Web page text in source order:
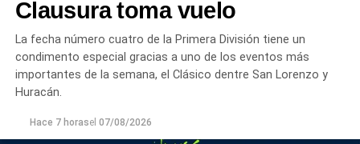
Clausura toma vuelo
La fecha número cuatro de la Primera División tiene un
condimento especial gracias a uno de los eventos más
importantes de la semana, el Clásico dentre San Lorenzo y
Huracán.
Hace 7 horasel 07/08/2026